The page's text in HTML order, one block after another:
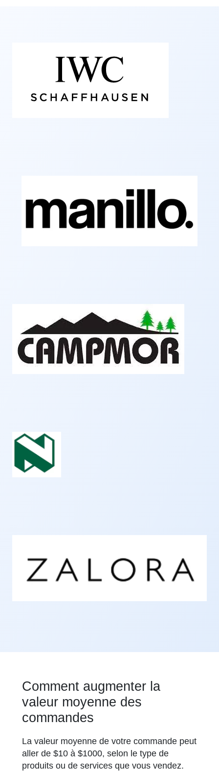
Comment augmenter la
valeur moyenne des
commandes
La valeur moyenne de votre commande peut
aller de $10 à $1000, selon le type de
produits ou de services que vous vendez.